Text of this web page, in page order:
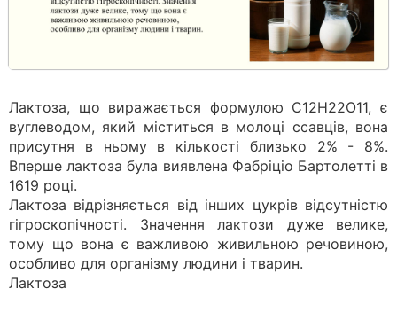
Лактоза, що виражається формулою C12H22O11, є
вуглеводом, який міститься в молоці ссавців, вона
присутня в ньому в кількості близько 2% - 8%.
Вперше лактоза була виявлена ​​Фабріціо Бартолетті в
1619 році.
Лактоза відрізняється від інших цукрів відсутністю
гігроскопічності. Значення лактози дуже велике,
тому що вона є важливою живильною речовиною,
особливо для організму людини і тварин.
Лактоза